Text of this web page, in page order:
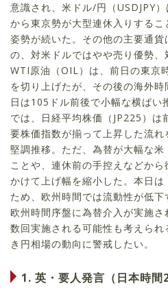
意識され、米ドル/円（USDJPY
から東京勢が大型連休入りする
姿勢が続いた。その他の主要通
の、対米ドルではやや売り優勢、
WTI原油（OIL）は、前日の東京
を切り上げたが、その後の海外
日は105ドル前後で小幅な横ばい
では、日経平均株価（JP225）
要株価指数が揃って上昇した流
堅調推移。ただ、為替が大幅な
ことや、連休前の手控えなどか
かけて上げ幅を縮小した。本日
ため、欧州時間では流動性が低
欧州時間序盤に為替介入が実施
数回実施される可能性も考えら
き円相場の動向に警戒したい。
1. 英・要人発言（日本時間